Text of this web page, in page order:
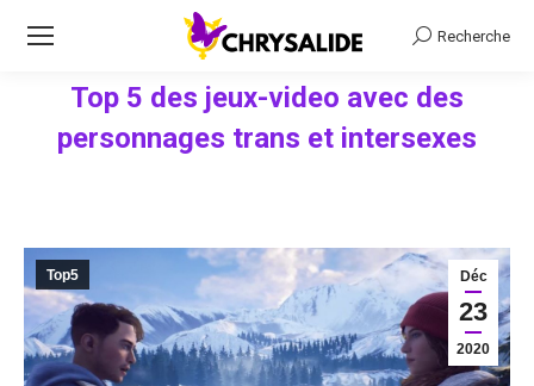
Recherche
Recherche
Top 5 des jeux-video avec des
personnages trans et intersexes
Déc
23
2020
Top5